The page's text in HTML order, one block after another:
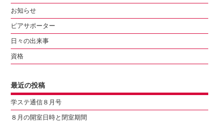
お知らせ
ピアサポーター
日々の出来事
資格
最近の投稿
学ステ通信８月号
８月の開室日時と閉室期間